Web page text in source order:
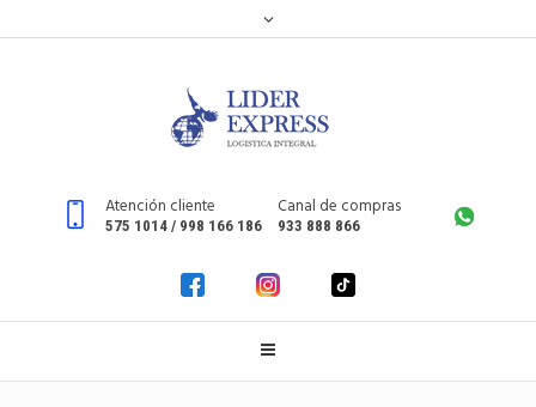
Atención cliente
575 1014 / 998 166 186
Canal de compras
933 888 866